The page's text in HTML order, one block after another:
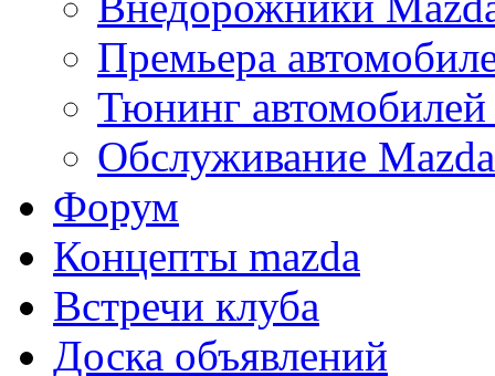
Премьера
Тюнинг
Обслуживание Mazda
Форум
Концепты mazda
Встречи клуба
Доска объявлений